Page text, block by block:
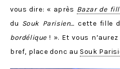
vous dire: « après Bazar de
du Souk Parisien… cette fille
bordélique ! ». Et vous
bref, place donc au Souk